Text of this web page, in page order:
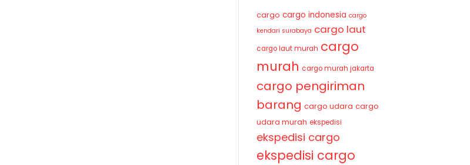
cargo cargo indonesia cargo
kendari surabaya cargo laut
cargo laut murah cargo
murah cargo murah jakarta
cargo pengiriman
barang cargo udara cargo
udara murah ekspedisi
ekspedisi cargo
ekspedisi cargo